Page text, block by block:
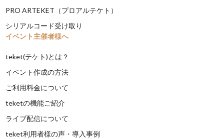
PRO ARTEKET（プロアルテケト）
シリアルコード受け取り
イベント主催者様へ
teket(テケト)とは？
イベント作成の方法
ご利用料金について
teketの機能ご紹介
ライブ配信について
teket利用者様の声・導入事例